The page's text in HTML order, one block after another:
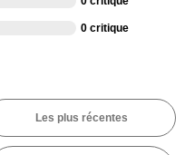
0 critique
Les plus récentes